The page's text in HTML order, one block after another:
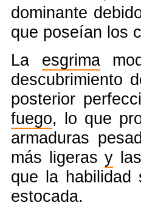
dominante
que poseían los
La esgrima
descubrimiento
posterior
fuego, lo que
armaduras
más ligerasy
que la
estocada.